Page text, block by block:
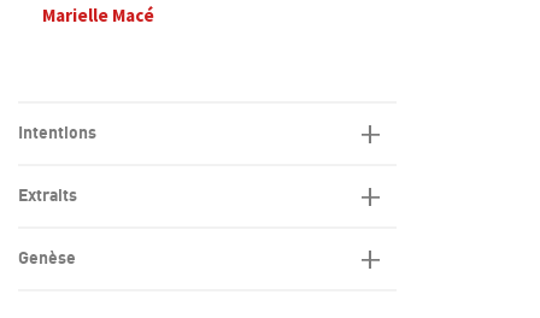
Marielle Macé
Intentions
Extraits
Genèse